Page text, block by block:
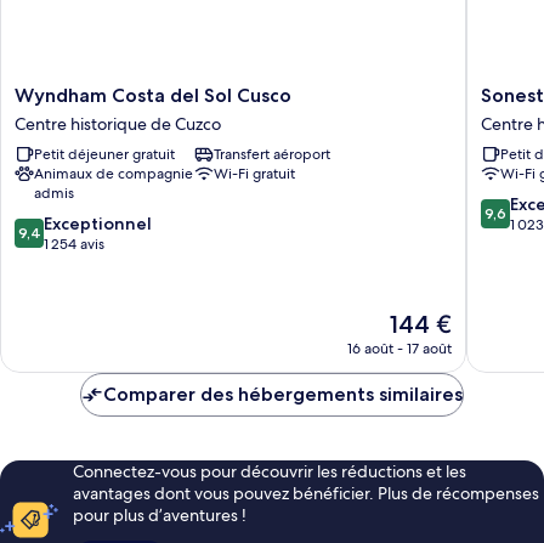
Wyndham
Costa
del
Sol
Cusco
Centre
historique
de
Wyndham Costa del Sol Cusco
Centre historique de Cuzco
Petit déjeuner gratuit
Transfert aéroport
Animaux de compagnie
admis
Wi-Fi gratuit
9.4
sur
9,4 Exceptionnel
1 254 avis
Le
nouveau
est
de
144 €
16 août - 17 août
Sonesta
Hotel
Cusco
Centre
de
Cuzco
Centre
Petit
Wi-Fi
9.6
sur
9,6
1
Comparer des hébergements similaires
Connectez-vous pour découvrir les réductions et les
avantages dont vous pouvez bénéficier. Plus de récompenses
pour plus d’aventures !